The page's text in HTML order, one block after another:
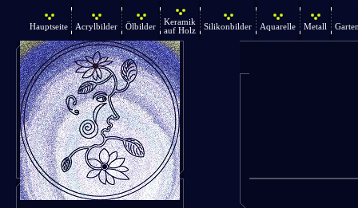
Hauptseite Acrylbilder Ölbilder
Keramik
auf Holz
Silikonbilder Aquarelle Metall